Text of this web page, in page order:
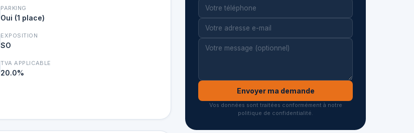
PARKING
Oui (1 place)
EXPOSITION
SO
TVA APPLICABLE
20.0%
Envoyer ma demande
Vos données sont traitées conformément à notre
politique de confidentialité.